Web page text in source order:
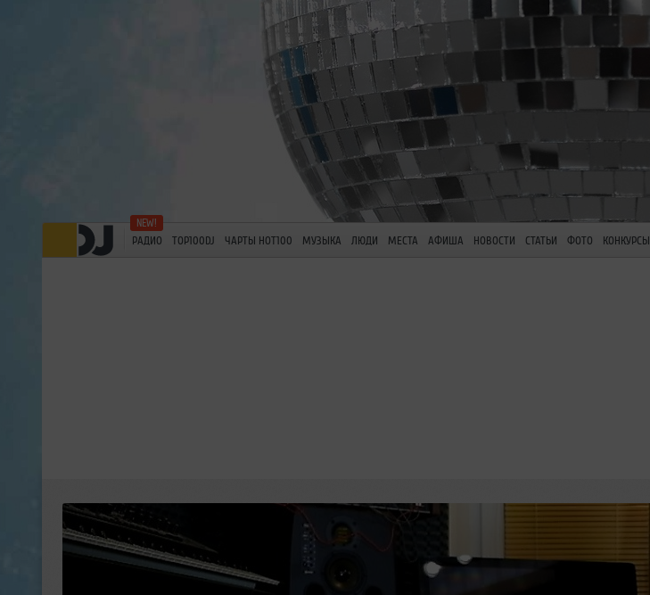
РАДИО TOP100DJ ЧАРТЫ HOT100 МУЗЫКА ЛЮДИ МЕСТА АФИША НОВОСТИ СТАТЬИ ФОТО КОНКУРСЫ